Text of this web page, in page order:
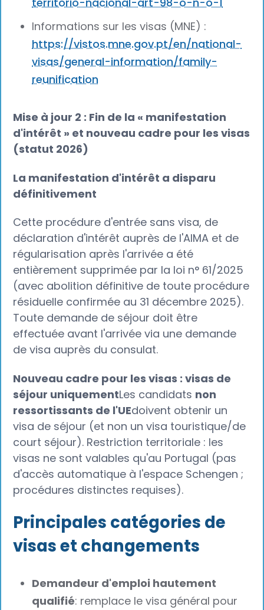
Informations sur les visas (MNE) :
https://vistos.mne.gov.pt/en/national-
visas/general-information/family-
reunification
Mise à jour 2 : Fin de la « manifestation
d'intérêt » et nouveau cadre pour les visas
(statut 2026)
La manifestation d'intérêt a disparu
définitivement‍
Cette procédure d'entrée sans visa, de
déclaration d'intérêt auprès de l'AIMA et de
régularisation après l'arrivée a été
entièrement supprimée par la loi n° 61/2025
(avec abolition définitive de toute procédure
résiduelle confirmée au 31 décembre 2025).
Toute demande de séjour doit être
effectuée avant l'arrivée via une demande
de visa auprès du consulat.
Nouveau cadre pour les visas : visas de
séjour uniquementLes candidats non
ressortissants de l'UEdoivent obtenir un
visa de séjour (et non un visa touristique/de
court séjour). Restriction territoriale : les
visas ne sont valables qu'au Portugal (pas
d'accès automatique à l'espace Schengen ;
procédures distinctes requises).
Principales catégories de
visas et changements
Demandeur d'emploi hautement
qualifié: remplace le visa général pour